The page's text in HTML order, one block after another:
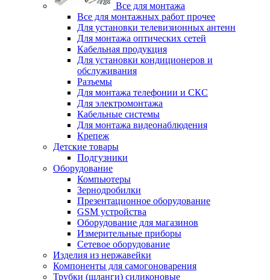
Все для монтажа
Все для монтажных работ прочее
Для установки телевизионных антенн
Для монтажа оптических сетей
Кабельная продукция
Для установки кондиционеров и
обслуживания
Разъемы
Для монтажа телефонии и СКС
Для электромонтажа
Кабельные системы
Для монтажа видеонаблюдения
Крепеж
Детские товары
Подгузники
Оборудование
Компьютеры
Зернодробилки
Презентационное оборудование
GSM устройства
Оборудование для магазинов
Измерительные приборы
Сетевое оборудование
Изделия из нержавейки
Компоненты для самогоноварения
Трубки (шланги) силиконовые